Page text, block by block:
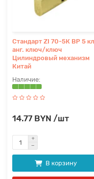
Стандарт ZI 70-5К ВР 5 кл
анг. ключ/ключ
Цилиндровый механизм
Китай
14.77 BYN /шт
В корзину